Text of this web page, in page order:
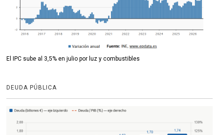
El IPC sube al 3,5% en julio por luz y combustibles
DEUDA PÚBLICA